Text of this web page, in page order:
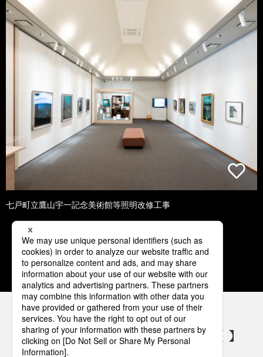
七戸町立鷹山宇一記念美術館等照明改修工事
1 2 3 4 5
パナソニックの電気設備 SNSアカウント